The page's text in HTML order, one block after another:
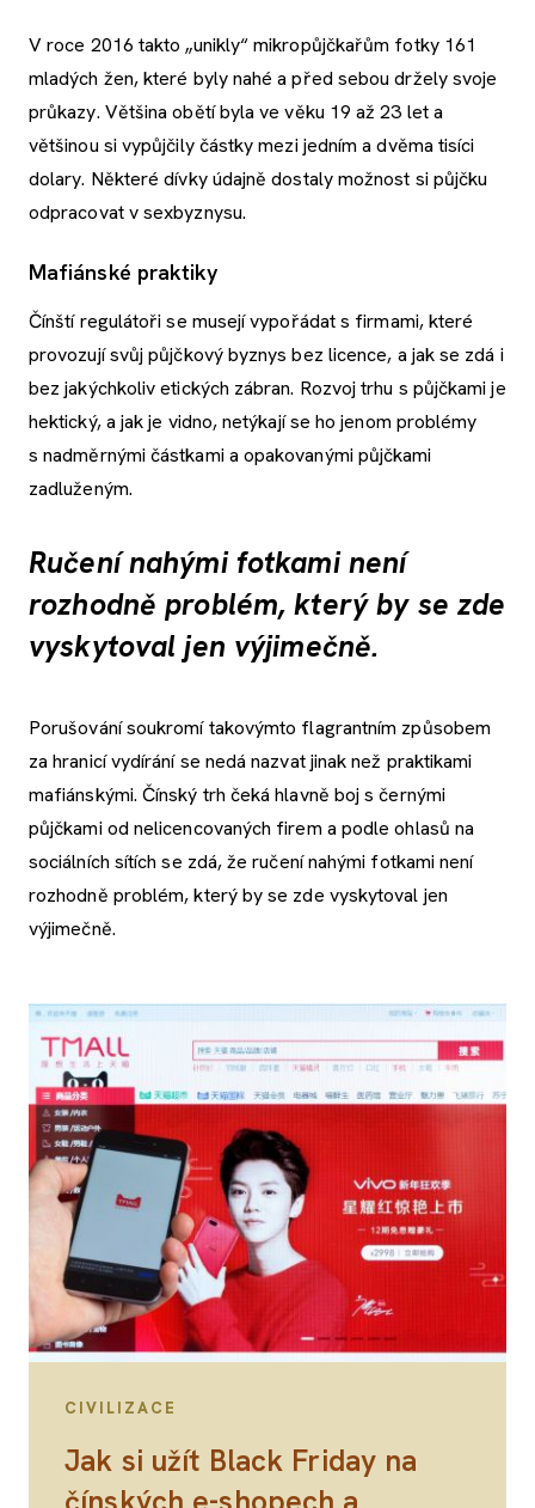
V roce 2016 takto „unikly“ mikropůjčkařům fotky 161
mladých žen, které byly nahé a před sebou držely svoje
průkazy. Většina obětí byla ve věku 19 až 23 let a
většinou si vypůjčily částky mezi jedním a dvěma tisíci
dolary. Některé dívky údajně dostaly možnost si půjčku
odpracovat v sexbyznysu.
Mafiánské praktiky
Čínští regulátoři se musejí vypořádat s firmami, které
provozují svůj půjčkový byznys bez licence, a jak se zdá i
bez jakýchkoliv etických zábran. Rozvoj trhu s půjčkami je
hektický, a jak je vidno, netýkají se ho jenom problémy
s nadměrnými částkami a opakovanými půjčkami
zadluženým.
Ručení nahými fotkami není
rozhodně problém, který by se zde
vyskytoval jen výjimečně.
Porušování soukromí takovýmto flagrantním způsobem
za hranicí vydírání se nedá nazvat jinak než praktikami
mafiánskými. Čínský trh čeká hlavně boj s černými
půjčkami od nelicencovaných firem a podle ohlasů na
sociálních sítích se zdá, že ručení nahými fotkami není
rozhodně problém, který by se zde vyskytoval jen
výjimečně.
CIVILIZACE
Jak si užít Black Friday na